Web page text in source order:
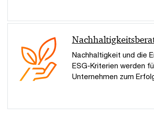
Nachhaltigkeit und die
ESG-Kriterien werden
Unternehmen zum